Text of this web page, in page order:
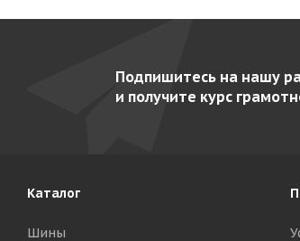
Подпишитесь на нашу
и получите курс
Каталог
Шины